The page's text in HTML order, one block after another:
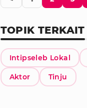
TOPIK TERKAIT
Intipseleb Lokal
Aktor Tinju